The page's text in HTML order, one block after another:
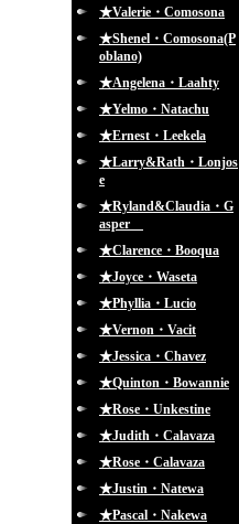
★Valerie・Comosona
★Shenel・Comosona(P
oblano)
★Angelena・Laahty
★Yelmo・Natachu
★Ernest・Leekela
★Larry&Rath・Lonjos
e
★Ryland&Claudia・G
asper
★Clarence・Booqua
★Joyce・Waseta
★Phyllia・Lucio
★Vernon・Vacit
★Jessica・Chavez
★Quinton・Bowannie
★Rose・Unkestine
★Judith・Calavaza
★Rose・Calavaza
★Justin・Natewa
★Pascal・Nakewa